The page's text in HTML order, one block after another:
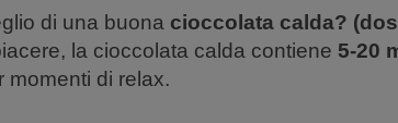
di una buona cioccolata calda?
la cioccolata calda contiene 5-20
momenti di relax.